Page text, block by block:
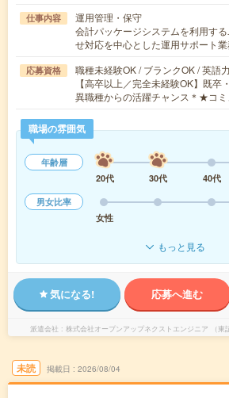
仕事内容
運用管理・保守
会計パッケージシステムを利用す
せ対応を中心とした運用サポート
応募資格
職種未経験OK / ブランクOK / 英語
【高卒以上／完全未経験OK】既卒
異職種からの活躍チャンス＊★コ
職場の雰囲気
年齢層
20代
30代 40代
男女比率
女性
もっと見る
気になる! 応募へ進む
派遣会社 株式会社オープンアップネクストエンジニア （東
未読 掲載日 2026/08/04